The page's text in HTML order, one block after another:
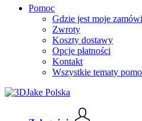
Pomoc
Gdzie jest moje
Zwroty
Koszty dostawy
Opcje płatności
Kontakt
Wszystkie tematy